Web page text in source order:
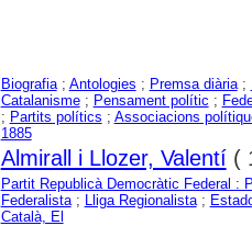
Biografia; Antologies ; Premsa diària;
Catalanisme; Pensament polític ;
; Partits polítics ; Associacions
1885
Almirall i Llozer, Valentí(
Partit Republicà Democràtic Federal :
Federalista; Lliga Regionalista;
Català, El